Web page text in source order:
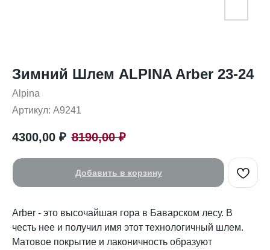
Зимний Шлем ALPINA Arber 23-24
Alpina
Артикул: A9241
4300,00 ₽ 8190,00 ₽
Добавить в корзину
Arber - это высочайшая гора в Баварском лесу. В
честь нее и получил имя этот технологичный шлем.
Матовое покрытие и лаконичность образуют